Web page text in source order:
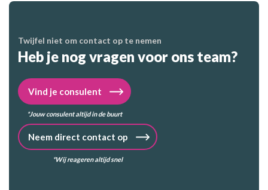
Twijfel niet om contact op te nemen
Heb je nog vragen voor ons team?
Vind je consulent
*Jouw consulent altijd in de buurt
Neem direct contact op
*Wij reageren altijd snel